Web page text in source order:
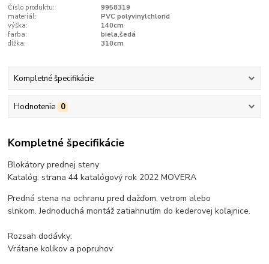
Číslo produktu:
9958319
materiál:
PVC polyvinylchlorid
výška:
140cm
farba:
biela,šedá
dĺžka:
310cm
Kompletné špecifikácie
Hodnotenie 0
Kompletné špecifikácie
Blokátory prednej steny
Katalóg: strana 44 katalógový rok 2022 MOVERA
Predná stena na ochranu pred dažďom, vetrom alebo
slnkom. Jednoduchá montáž zatiahnutím do kederovej koľajnice.
Rozsah dodávky:
Vrátane kolíkov a popruhov